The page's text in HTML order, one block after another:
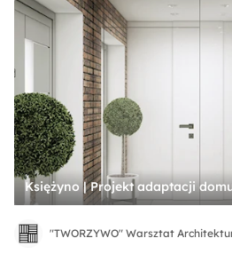
"TWORZYWO" Warsztat